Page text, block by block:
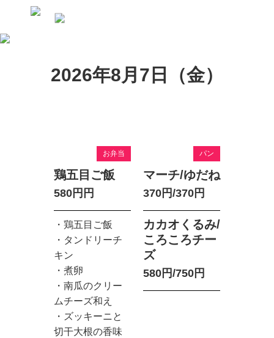
2026年8月7日（金）
お弁当
鶏五目ご飯
580円円
・鶏五目ご飯
・タンドリーチ
キン
・煮卵
・南瓜のクリー
ムチーズ和え
・ズッキーニと
切干大根の香味
パン
マーチ/ゆだね
370円/370円
カカオくるみ/
ころころチー
ズ
580円/750円